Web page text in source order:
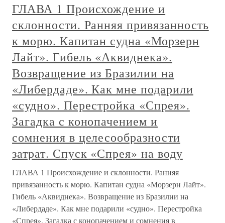
ГЛАВА 1 Происхождение и
склонности. Ранняя привязанность
к морю. Капитан судна «Морзерн
Лайт». Гибель «Аквиднека».
Возвращение из Бразилии на
«Либердаде». Как мне подарили
«судно». Перестройка «Спрея».
Загадка с конопачением и
сомнения в целесообразности
затрат. Спуск «Спрея» на воду
ГЛАВА 1 Происхождение и склонности. Ранняя
привязанность к морю. Капитан судна «Морзерн Лайт».
Гибель «Аквиднека». Возвращение из Бразилии на
«Либердаде». Как мне подарили «судно». Перестройка
«Спрея». Загадка с конопачением и сомнения в